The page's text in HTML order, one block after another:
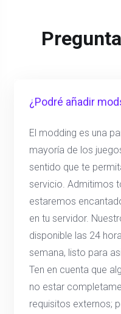
¿Podré añadir
El modding es una
mayoría de los
sentido que te
servicio. Admitimos
estaremos
en tu servidor.
disponible las 24
semana, listo para
Ten en cuenta que
no estar
requisitos externos;